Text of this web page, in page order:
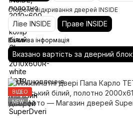
Сторона відкривання дверей INSIDE
Ліве INSIDE Праве INSIDE
Важлива інформація
Вказано вартість за дверний блок
ВІДЕО
NEW